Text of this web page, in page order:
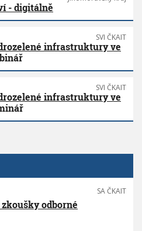
- digitálně
SVI ČKAIT
infrastruktury ve
SVI ČKAIT
infrastruktury ve
SA ČKAIT
odborné